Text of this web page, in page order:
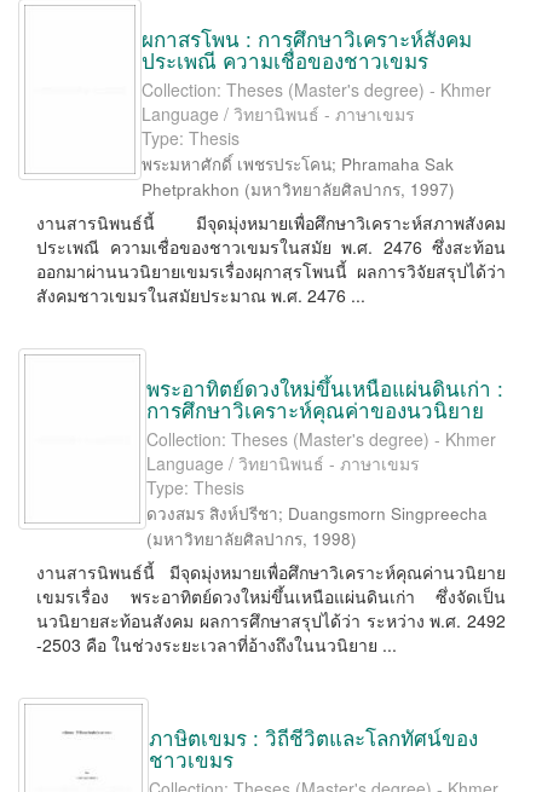
ผกาสรโพน : การศึกษาวิเคราะห์สังคม
ประเพณี ความเชื่อของชาวเขมร
Collection: Theses (Master's degree) - Khmer
Language / วิทยานิพนธ์ - ภาษาเขมร
Type: Thesis
พระมหาศักดิ์ เพชรประโคน; Phramaha Sak
Phetprakhon (มหาวิทยาลัยศิลปากร, 1997)
งานสารนิพนธ์นี้ มีจุดมุ่งหมายเพื่อศึกษาวิเคราะห์สภาพสังคม
ประเพณี ความเชื่อของชาวเขมรในสมัย พ.ศ. 2476 ซึ่งสะท้อน
ออกมาผ่านนวนิยายเขมรเรื่องผฺกาสฺรโพนนี้ ผลการวิจัยสรุปได้ว่า
สังคมชาวเขมรในสมัยประมาณ พ.ศ. 2476 ...
พระอาทิตย์ดวงใหม่ขึ้นเหนือแผ่นดินเก่า :
การศึกษาวิเคราะห์คุณค่าของนวนิยาย
Collection: Theses (Master's degree) - Khmer
Language / วิทยานิพนธ์ - ภาษาเขมร
Type: Thesis
ดวงสมร สิงห์ปรีชา; Duangsmorn Singpreecha
(มหาวิทยาลัยศิลปากร, 1998)
งานสารนิพนธ์นี้ มีจุดมุ่งหมายเพื่อศึกษาวิเคราะห์คุณค่านวนิยาย
เขมรเรื่อง พระอาทิตย์ดวงใหม่ขึ้นเหนือแผ่นดินเก่า ซึ่งจัดเป็น
นวนิยายสะท้อนสังคม ผลการศึกษาสรุปได้ว่า ระหว่าง พ.ศ. 2492
-2503 คือ ในช่วงระยะเวลาที่อ้างถึงในนวนิยาย ...
ภาษิตเขมร : วิถีชีวิตและโลกทัศน์ของ
ชาวเขมร